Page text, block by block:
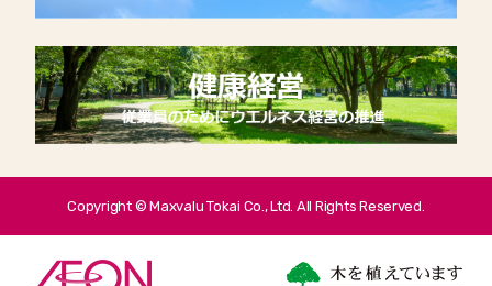
Copyright © Maxvalu Tokai Co., Ltd. All Rights Reserved.